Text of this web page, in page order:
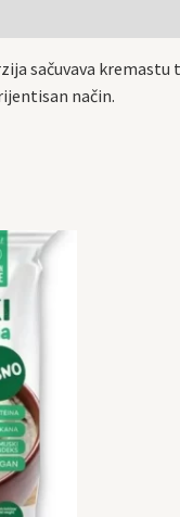
sačuvava kremastu
način.